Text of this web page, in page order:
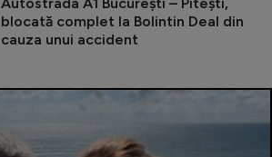
blocată complet la Bolintin Deal din
cauza unui accident